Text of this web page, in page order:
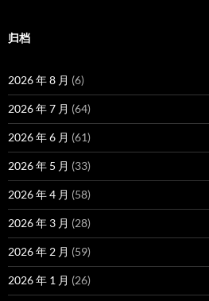
归档
2026 年 8 月 (6)
2026 年 7 月 (64)
2026 年 6 月 (61)
2026 年 5 月 (33)
2026 年 4 月 (58)
2026 年 3 月 (28)
2026 年 2 月 (59)
2026 年 1 月 (26)